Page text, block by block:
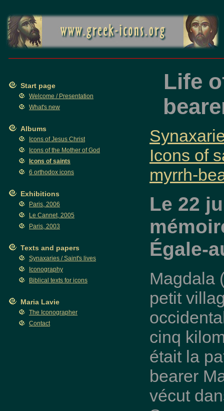
Start page
Welcome / Presentation
What's new
Albums
Icons of Jesus Christ
Icons of the Mother of God
Icons of saints
6 orthodox icons
Exhibitions
Paris, 2006
Le Cannet, 2005
Paris, 2003
Texts and papers
Synaxaries / Saint's lives
Iconography
Biblical texts for icons
Maria Lavie
The Iconographer
Contact
Life
Icons of
myrrh-
Le 22
Égale-
Magdala
petit
cinq
était la
bearer
vécut